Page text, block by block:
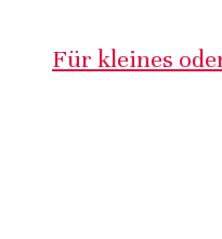
Für kleines